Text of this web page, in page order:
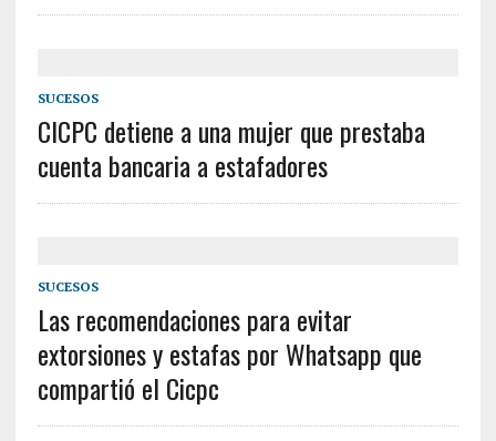
SUCESOS
CICPC detiene a una mujer que prestaba
cuenta bancaria a estafadores
SUCESOS
Las recomendaciones para evitar
extorsiones y estafas por Whatsapp que
compartió el Cicpc